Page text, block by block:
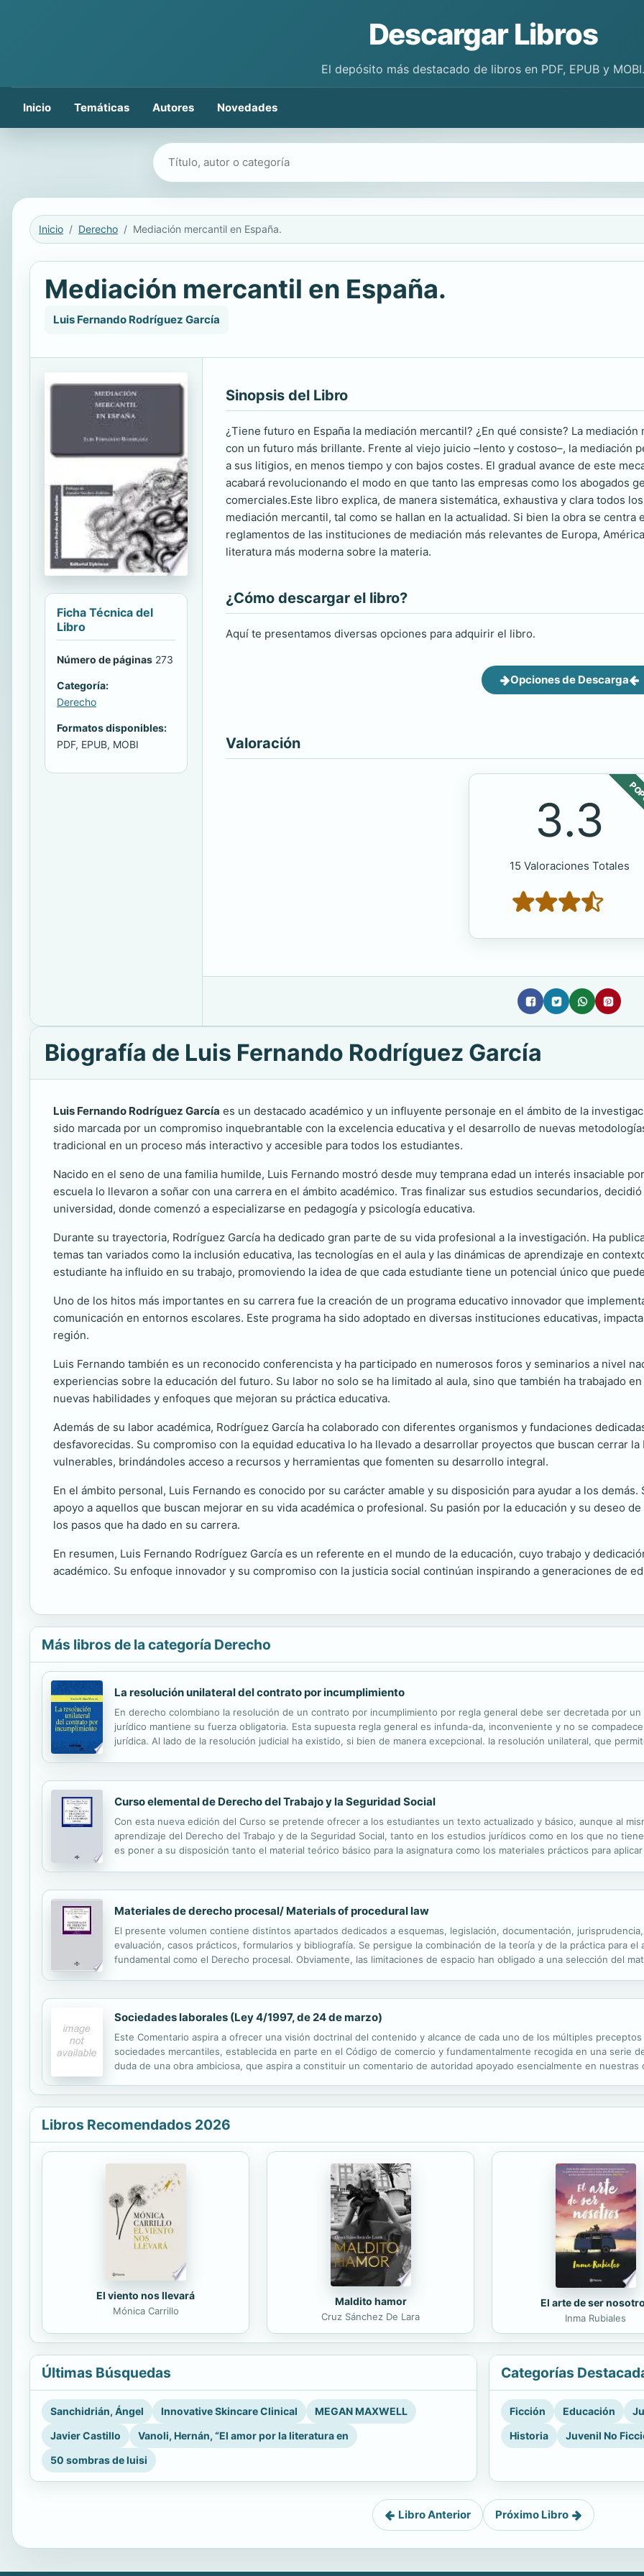
Descargar Libros
El depósito más destacado de libros en PDF, EPUB y MOBI.
Inicio Temáticas Autores Novedades
Buscar libros
Inicio Derecho Mediación mercantil en España.
Mediación mercantil en España.
Luis Fernando Rodríguez García
Ficha Técnica del
Libro
Número de páginas 273
Categoría:
Derecho
Formatos disponibles:
PDF, EPUB, MOBI
Sinopsis del Libro
¿Tiene futuro en España la mediación mercantil? ¿En qué consiste? La
con un futuro más brillante. Frente al viejo juicio –lento y costoso–, la mediación
a sus litigios, en menos tiempo y con bajos costes. El gradual avance de este
acabará revolucionando el modo en que tanto las empresas como los abogados
comerciales.Este libro explica, de manera sistemática, exhaustiva y clara todos
mediación mercantil, tal como se hallan en la actualidad. Si bien la obra se
reglamentos de las instituciones de mediación más relevantes de Europa,
literatura más moderna sobre la materia.
¿Cómo descargar el libro?
Aquí te presentamos diversas opciones para adquirir el libro.
Opciones de Descarga
Valoración
3.3
15 Valoraciones Totales
Biografía de Luis Fernando Rodríguez García
Luis Fernando Rodríguez García es un destacado académico y un influyente personaje en el ámbito de la
sido marcada por un compromiso inquebrantable con la excelencia educativa y el desarrollo de nuevas
tradicional en un proceso más interactivo y accesible para todos los estudiantes.
Nacido en el seno de una familia humilde, Luis Fernando mostró desde muy temprana edad un interés insaciable
escuela lo llevaron a soñar con una carrera en el ámbito académico. Tras finalizar sus estudios secundarios,
universidad, donde comenzó a especializarse en pedagogía y psicología educativa.
Durante su trayectoria, Rodríguez García ha dedicado gran parte de su vida profesional a la investigación. Ha
temas tan variados como la inclusión educativa, las tecnologías en el aula y las dinámicas de aprendizaje en
estudiante ha influido en su trabajo, promoviendo la idea de que cada estudiante tiene un potencial único que
Uno de los hitos más importantes en su carrera fue la creación de un programa educativo innovador que
comunicación en entornos escolares. Este programa ha sido adoptado en diversas instituciones educativas,
región.
Luis Fernando también es un reconocido conferencista y ha participado en numerosos foros y seminarios a nivel
experiencias sobre la educación del futuro. Su labor no solo se ha limitado al aula, sino que también ha trabajado
nuevas habilidades y enfoques que mejoran su práctica educativa.
Además de su labor académica, Rodríguez García ha colaborado con diferentes organismos y fundaciones
desfavorecidas. Su compromiso con la equidad educativa lo ha llevado a desarrollar proyectos que buscan cerrar
vulnerables, brindándoles acceso a recursos y herramientas que fomenten su desarrollo integral.
En el ámbito personal, Luis Fernando es conocido por su carácter amable y su disposición para ayudar a los
apoyo a aquellos que buscan mejorar en su vida académica o profesional. Su pasión por la educación y su deseo
los pasos que ha dado en su carrera.
En resumen, Luis Fernando Rodríguez García es un referente en el mundo de la educación, cuyo trabajo y
académico. Su enfoque innovador y su compromiso con la justicia social continúan inspirando a generaciones de
Más libros de la categoría Derecho
La resolución unilateral del contrato por incumplimiento
En derecho colombiano la resolución de un contrato por incumplimiento por regla general debe ser decretada por
jurídico mantiene su fuerza obligatoria. Esta supuesta regla general es infunda-da, inconveniente y no se
jurídica. Al lado de la resolución judicial ha existido, si bien de manera excepcional. la resolución unilateral, que
Curso elemental de Derecho del Trabajo y la Seguridad Social
Con esta nueva edición del Curso se pretende ofrecer a los estudiantes un texto actualizado y básico, aunque al
aprendizaje del Derecho del Trabajo y de la Seguridad Social, tanto en los estudios jurídicos como en los que no
es poner a su disposición tanto el material teórico básico para la asignatura como los materiales prácticos para
Materiales de derecho procesal/ Materials of procedural law
El presente volumen contiene distintos apartados dedicados a esquemas, legislación, documentación,
evaluación, casos prácticos, formularios y bibliografía. Se persigue la combinación de la teoría y de la práctica para
fundamental como el Derecho procesal. Obviamente, las limitaciones de espacio han obligado a una selección del
Sociedades laborales (Ley 4/1997, de 24 de marzo)
Este Comentario aspira a ofrecer una visión doctrinal del contenido y alcance de cada uno de los múltiples
sociedades mercantiles, establecida en parte en el Código de comercio y fundamentalmente recogida en una serie
duda de una obra ambiciosa, que aspira a constituir un comentario de autoridad apoyado esencialmente en
Libros Recomendados 2026
El viento nos llevará
Mónica Carrillo
Maldito hamor
Cruz Sánchez De Lara
El arte de ser
Inma Rubiales
Últimas Búsquedas
Sanchidrián, Ángel Innovative Skincare Clinical
MEGAN MAXWELL
Javier Castillo
Vanoli, Hernán, “El amor por la literatura en
50 sombras de luisi
Categorías
Ficción Educación
Historia
Juvenil No
Libro Anterior Próximo Libro